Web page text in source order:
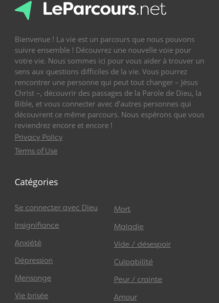
Bienvenue ! La vie est un parcours que nous pouvons
suivre ensemble ! Découvrez une nouvelle voie pour
votre vie. Nous sommes ici pour vous aider à trouver un
sens aux questions difficiles de la vie. Vous pourrez
rencontrer une personne qui peut tout changer – Jésus
Christ –, découvrir des passages de la Parole de Dieu, la
Bible, et vous connecter avec d’autres personnes qui
découvrent ce même parcours. Nous espérons que vous
reviendrez encore et encore !
Privacy Policy
Terms of Use
Catégories
Se connecter avec Dieu
Insignifiance
Anxiété
Dépression
Mensonge
Vie brisée
Mort
Maladie
Vide / désespoir
Culpabilité
Peur / crainte
Amour